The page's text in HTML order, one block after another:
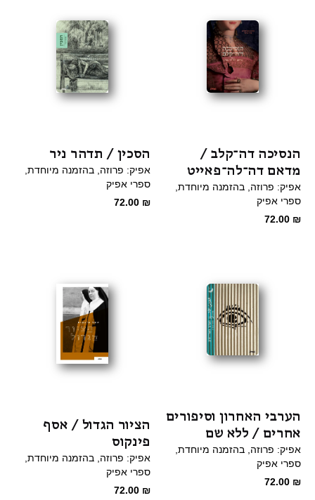
הנסיכה דה־קלב /
מדאם דה־לה־פאייט
אפיק: פרוזה בהזמנה מיוחדת
ספרי אפיק
72.00 ₪
הסכין / תדהר ניר
אפיק: פרוזה בהזמנה מיוחדת
ספרי אפיק
72.00 ₪
הערבי האחרון וסיפורים
אחרים / ללא שם
אפיק: פרוזה בהזמנה מיוחדת
ספרי אפיק
72.00 ₪
הציור הגדול / אסף
פינקוס
אפיק: פרוזה בהזמנה מיוחדת
ספרי אפיק
72.00 ₪